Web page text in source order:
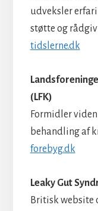
udveksler
støtte og
tidslerne.dk
(LFK)
Formidler
behandling af
forebyg.dk
Leaky Gut
Britisk website